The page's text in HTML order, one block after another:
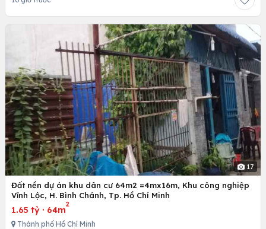
17
Đất nền dự án khu dân cư 64m2 =4mx16m, Khu công nghiệp
Vĩnh Lộc, H. Bình Chánh, Tp. Hồ Chí Minh
1.65 tỷ · 64m
2
Thành phố Hồ Chí Minh